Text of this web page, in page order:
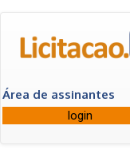
Área de assinantes